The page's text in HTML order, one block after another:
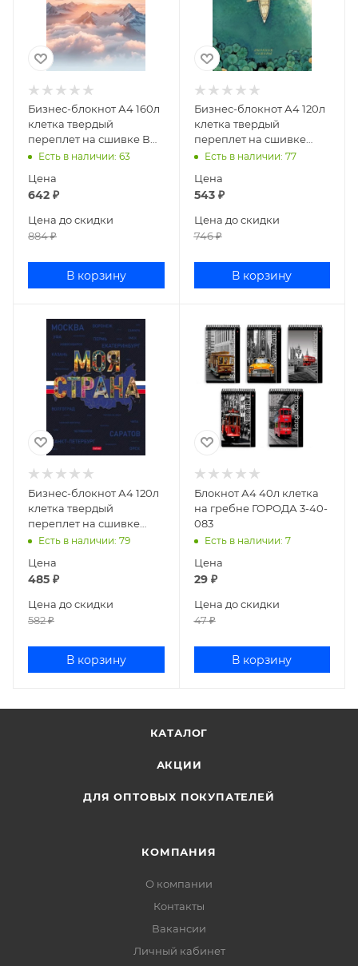
Бизнес-блокнот А4 160л
клетка твердый
переплет на сшивке В
моменте
Есть в наличии: 63
Цена
642 ₽
Цена до скидки
884₽
В корзину
Бизнес-блокнот А4 120л
клетка твердый
переплет на сшивке
Дыхание тишины
Есть в наличии: 77
Цена
543₽
Цена до скидки
746₽
В корзину
Бизнес-блокнот А4 120л
клетка твердый
переплет на сшивке
Моя страна
Есть в наличии: 79
Цена
485 ₽
Цена до скидки
582₽
В корзину
Блокнот А4 40л клетка
на гребне ГОРОДА 3-40-
083
Есть в наличии: 7
Цена
29₽
Цена до скидки
47₽
В корзину
КАТАЛОГ
АКЦИИ
ДЛЯ ОПТОВЫХ ПОКУПАТЕЛЕЙ
КОМПАНИЯ
О компании
Контакты
Вакансии
Личный кабинет